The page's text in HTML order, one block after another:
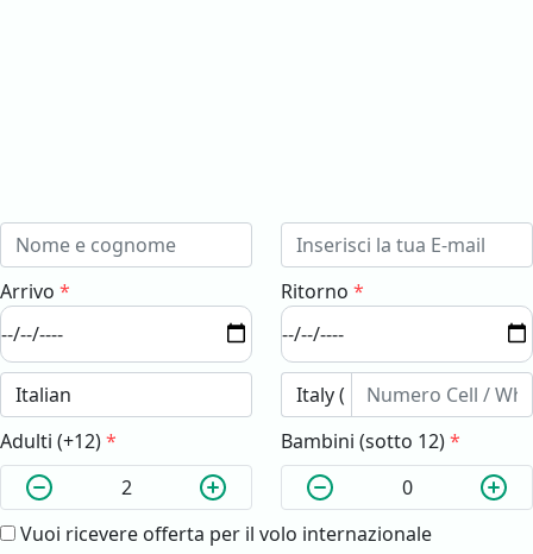
Arrivo * Ritorno *
Adulti (+12)* Bambini (sotto 12)*
Vuoi ricevere offerta per il volo internazionale